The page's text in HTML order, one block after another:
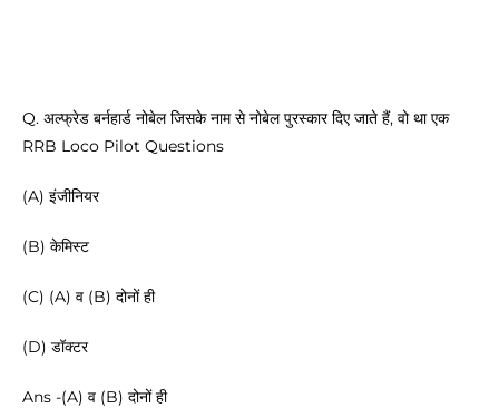
Q. अल्फ्रेड बर्नहार्ड नोबेल जिसके नाम से नोबेल पुरस्कार दिए जाते हैं, वो था एक
RRB Loco Pilot Questions
(A) इंजीनियर
(B) केमिस्ट
(C) (A) व (B) दोनों ही
(D) डॉक्टर
Ans -(A) व (B) दोनों ही